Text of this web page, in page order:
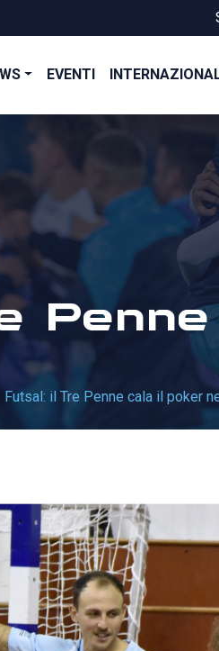
EVENTI
Futsal: il Tre Penne cala il poker